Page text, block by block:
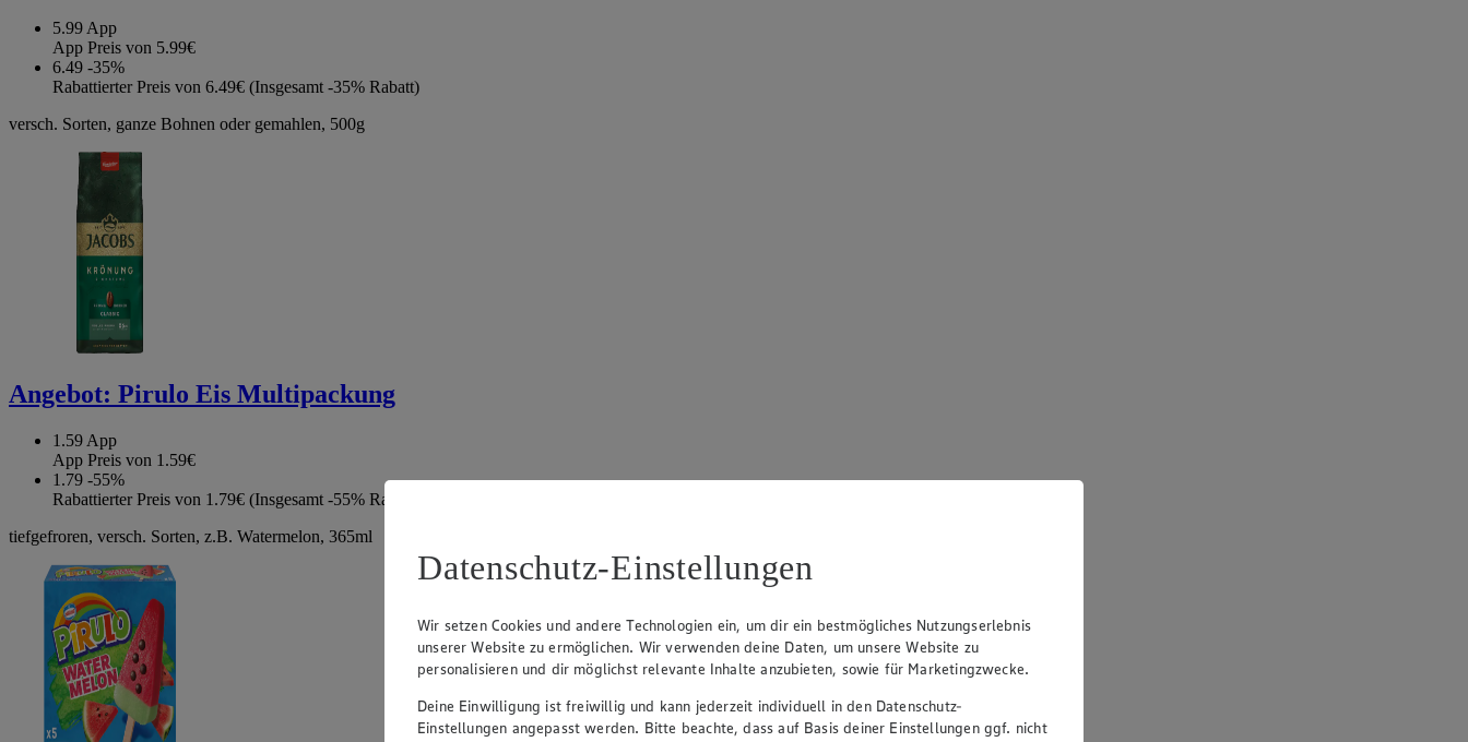
5.99 App
App Preis von 5.99€
6.49 -35%
Rabattierter Preis von 6.49€ (Insgesamt -35% Rabatt)
versch. Sorten, ganze Bohnen oder gemahlen, 500g
Angebot: Pirulo Eis Multipackung
1.59 App
App Preis von 1.59€
1.79 -55%
Rabattierter Preis von 1.79€ (Insgesamt -55% Rabatt)
tiefgefroren, versch. Sorten, z.B. Watermelon, 365ml
Datenschutz-Einstellungen
Wir setzen Cookies und andere Technologien ein, um dir ein bestmögliches Nutzungserlebnis
unserer Website zu ermöglichen. Wir verwenden deine Daten, um unsere Website zu
personalisieren und dir möglichst relevante Inhalte anzubieten, sowie für Marketingzwecke.
Deine Einwilligung ist freiwillig und kann jederzeit individuell in den Datenschutz-
Einstellungen angepasst werden. Bitte beachte, dass auf Basis deiner Einstellungen ggf. nicht